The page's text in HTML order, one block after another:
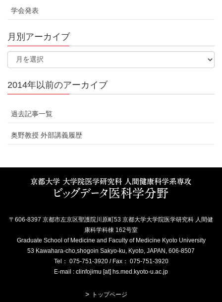
学会発表
月別アーカイブ
2014年以前のアーカイブ
過去記事一覧
奥野教授 外部講義履歴
〒606-8397 京都市左京区聖護院川原町53 京都大学大学院医学研究科 人間健
康科学科棟 162号室
Graduate School of Medicine and Faculty of Medicine Kyoto University
53 Kawahara-cho,shogoin Sakyo-ku, Kyoto, JAPAN, 606-8507
Tel： 075-751-3920 / Fax： 075-751-3920
E-mail : clinfojimu [at] hs.med.kyoto-u.ac.jp
トップページ